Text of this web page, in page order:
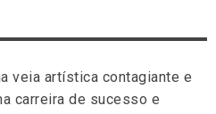
veia artística contagiante e
carreira de sucesso e